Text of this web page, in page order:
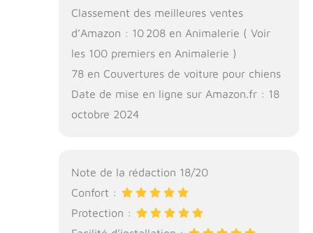
Classement des meilleures ventes
d’Amazon : 10 208 en Animalerie ( Voir
les 100 premiers en Animalerie )
78 en Couvertures de voiture pour chiens
Date de mise en ligne sur Amazon.fr : 18
octobre 2024
Note de la rédaction 18/20
Confort :
Protection :